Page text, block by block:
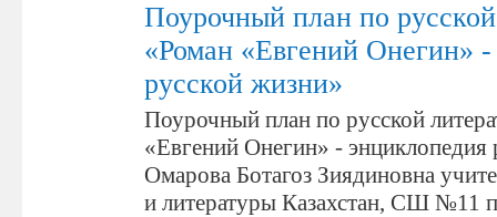
Поурочный план по русской
«Роман «Евгений Онегин»
русской жизни»
Поурочный план по русской
«Евгений Онегин» - энциклопедия
Омарова Ботагоз Зиядиновна
и литературы Казахстан, СШ №11